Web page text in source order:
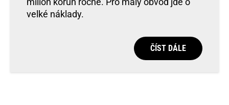
velké náklady.
ČÍST DÁLE